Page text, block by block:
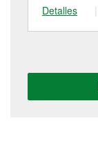
Detalles
|